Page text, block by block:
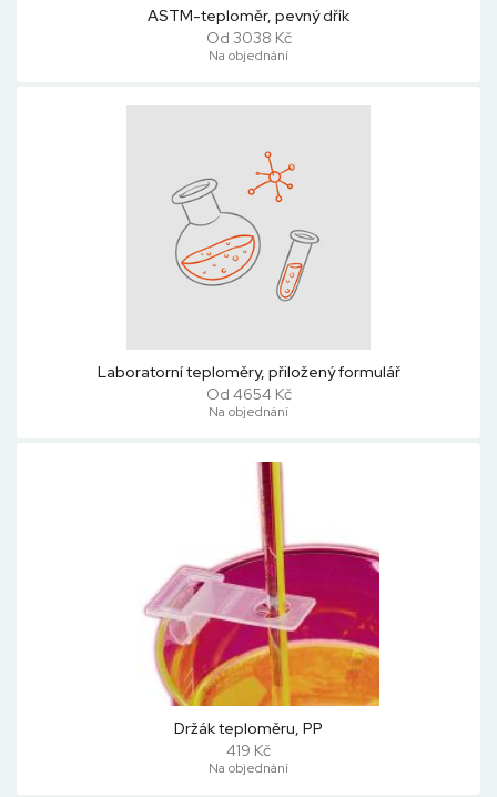
ASTM-teploměr, pevný dřík
Od 3038 Kč
Na objednání
Laboratorní teploměry, přiložený formulář
Od 4654 Kč
Na objednání
Držák teploměru, PP
419 Kč
Na objednání